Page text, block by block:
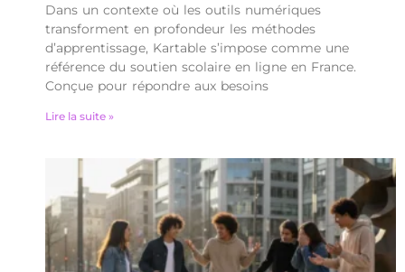
Dans un contexte où les outils numériques
transforment en profondeur les méthodes
d’apprentissage, Kartable s’impose comme une
référence du soutien scolaire en ligne en France.
Conçue pour répondre aux besoins
Lire la suite »